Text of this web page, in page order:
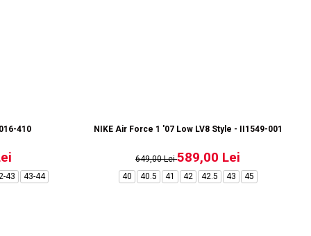
410
43 43-44
NIKE Air Force 1 '07 Low LV8 Style - II1549-001
649,00 Lei589,00 Lei
40 40.5 41 42 42.5 43 45